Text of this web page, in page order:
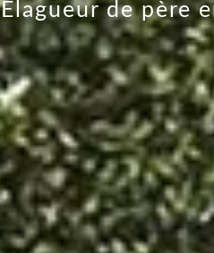
Elagueur de père